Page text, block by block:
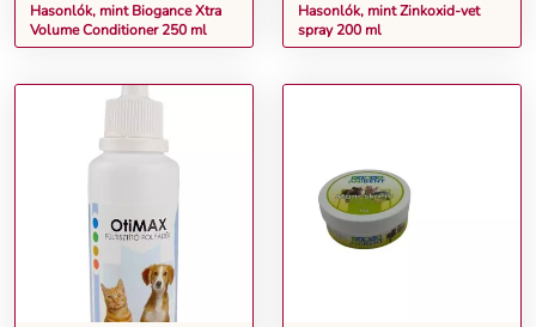
Hasonlók, mint Biogance Xtra
Volume Conditioner 250 ml
Hasonlók, mint Zinkoxid-vet
spray 200 ml